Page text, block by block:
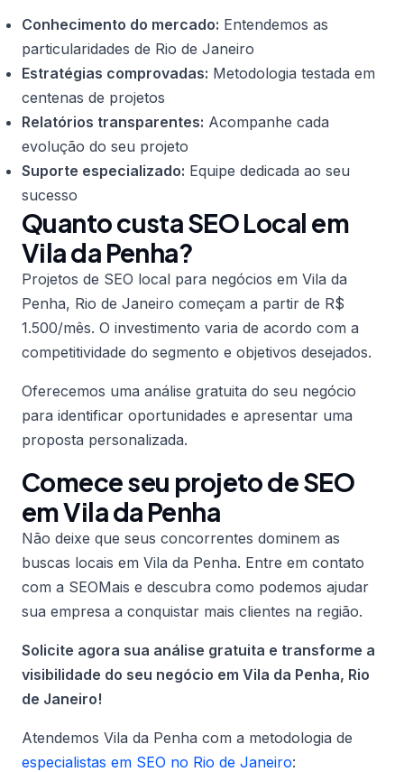
Conhecimento do mercado: Entendemos as
particularidades de Rio de Janeiro
Estratégias comprovadas: Metodologia testada em
centenas de projetos
Relatórios transparentes: Acompanhe cada
evolução do seu projeto
Suporte especializado: Equipe dedicada ao seu
sucesso
Quanto custa SEO Local em
Vila da Penha?
Projetos de SEO local para negócios em Vila da
Penha, Rio de Janeiro começam a partir de R$
1.500/mês. O investimento varia de acordo com a
competitividade do segmento e objetivos desejados.
Oferecemos uma análise gratuita do seu negócio
para identificar oportunidades e apresentar uma
proposta personalizada.
Comece seu projeto de SEO
em Vila da Penha
Não deixe que seus concorrentes dominem as
buscas locais em Vila da Penha. Entre em contato
com a SEOMais e descubra como podemos ajudar
sua empresa a conquistar mais clientes na região.
Solicite agora sua análise gratuita e transforme a
visibilidade do seu negócio em Vila da Penha, Rio
de Janeiro!
Atendemos Vila da Penha com a metodologia de
especialistas em SEO no Rio de Janeiro: